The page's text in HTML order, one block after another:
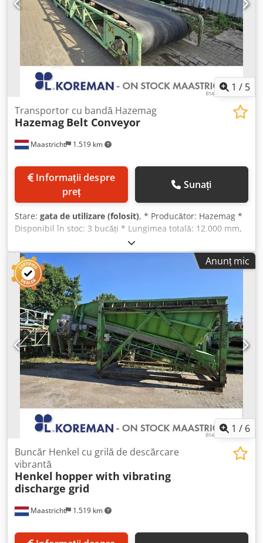
1 / 5
Maastricht 1.519 km
Transportor cu bandă Hazemag
Hazemag Belt Conveyor
preț
Sunați
Stare: gata de utilizare (folosit), * Producător: Hazemag *
Disponibil în stoc: 3 bucăți * Lungimea totală: 12.000 mm,
Lățimea benzii: 650 mm, Tipul de acționare: motor electric
de 5,5 kW. Dsdpfx Ajywm Uvog Dsck
Anunț mic
1 / 6
Maastricht 1.519 km
Buncăr Henkel cu grilă de descărcare
vibrantă
Henkel hopper with vibrating
discharge grid